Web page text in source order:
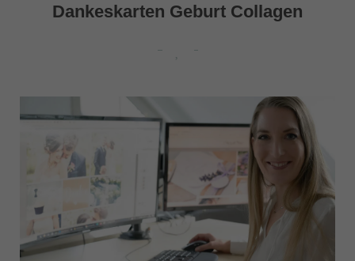
Dankeskarten Geburt Collagen